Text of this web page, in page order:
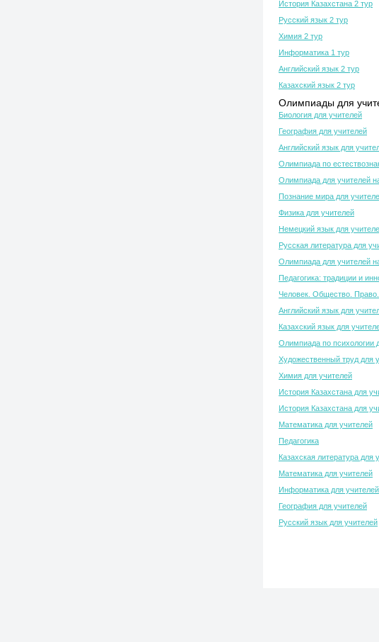
История Казахстана 2 тур
Русский язык 2 тур
Химия 2 тур
Информатика 1 тур
Английский язык 2 тур
Казахский язык 2 тур
Олимпиады для
Биология для учителей
География для учителей
Английский язык для
Олимпиада по
Олимпиада для учителей
Познание мира для
Физика для учителей
Немецкий язык для
Русская литература для
Олимпиада для учителей
Педагогика: традиции и
Человек. Общество.
Английский язык для
Казахский язык для
Олимпиада по психологии
Художественный труд для
Химия для учителей
История Казахстана для
История Казахстана для
Математика для учителей
Педагогика
Казахская литература для
Математика для учителей
Информатика для учителей
География для учителей
Русский язык для учителей